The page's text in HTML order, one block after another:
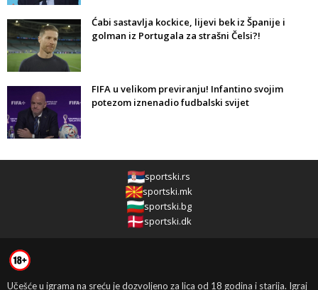
Ćabi sastavlja kockice, lijevi bek iz Španije i
golman iz Portugala za strašni Čelsi?!
FIFA u velikom previranju! Infantino svojim
potezom iznenadio fudbalski svijet
sportski.rs
sportski.mk
sportski.bg
sportski.dk
Učešće u igrama na sreću je dozvoljeno za lica od 18 godina i starija. Igraj